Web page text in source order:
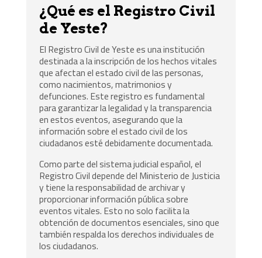
¿Qué es el Registro Civil
de Yeste?
El Registro Civil de Yeste es una institución
destinada a la inscripción de los hechos vitales
que afectan el estado civil de las personas,
como nacimientos, matrimonios y
defunciones. Este registro es fundamental
para garantizar la legalidad y la transparencia
en estos eventos, asegurando que la
información sobre el estado civil de los
ciudadanos esté debidamente documentada.
Como parte del sistema judicial español, el
Registro Civil depende del Ministerio de Justicia
y tiene la responsabilidad de archivar y
proporcionar información pública sobre
eventos vitales. Esto no solo facilita la
obtención de documentos esenciales, sino que
también respalda los derechos individuales de
los ciudadanos.